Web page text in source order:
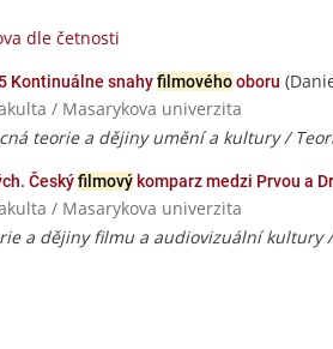
dle četnosti
Kontinuálne snahyfilmovéhooboru
/ Masarykova univerzita
teorie a dějiny umění a kultury /
Českýfilmový komparz medzi Prvou a
/ Masarykova univerzita
a dějiny filmu a audiovizuální kultury